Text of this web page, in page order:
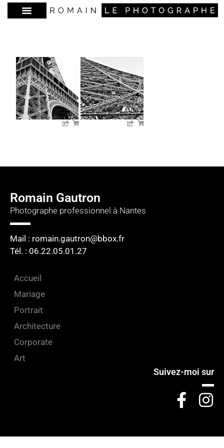
Romain Gautron
Photographe professionnel à Nantes
Mail : romain.gautron@bbox.fr
Tél. : 06.22.05.01.27​
Accueil
Mariage
Portrait
Architecture
Corporate
Art
Suivez-moi sur